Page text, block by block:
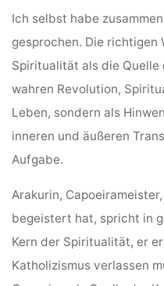
Ich selbst habe
gesprochen. Die richtigen
Spiritualität als die
wahren Revolution,
Leben, sondern als
inneren und äußeren
Aufgabe.
Arakurin,
begeistert hat, spricht in
Kern der Spiritualität, er
Katholizismus verlassen